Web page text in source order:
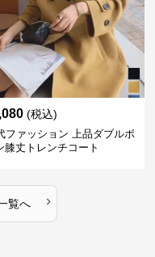
(税込)
ファッション 上品ダブルボ
膝丈トレンチコート
覧へ ›